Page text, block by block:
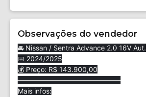
Observações do vendedor
🚘 Nissan / Sentra Advance 2.0 16V Aut.
📅 2024/2025
💰 Preço: R$ 143.900,00
———————————————
Mais infos: